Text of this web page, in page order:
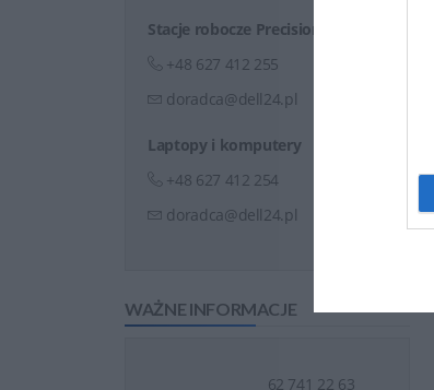
Stacje robocze Precision
+48 627 412 255
doradca@dell24.pl
Laptopy i komputery
+48 627 412 254
doradca@dell24.pl
WAŻNE INFORMACJE
62 741 22 63